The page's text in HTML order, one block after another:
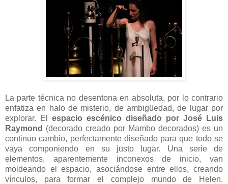
La parte técnica no desentona en absoluta, por lo contrario
enfatiza en halo de misterio, de ambigüedad, de lugar por
explorar. El espacio escénico diseñado por José Luis
Raymond (decorado creado por Mambo decorados) es un
continuo cambio, perfectamente diseñado para que todo se
vaya componiendo en su justo lugar. Una serie de
elementos, aparentemente inconexos de inicio, van
moldeando el espacio, asociándose entre ellos, creando
vínculos, para formar el complejo mundo de Helen.